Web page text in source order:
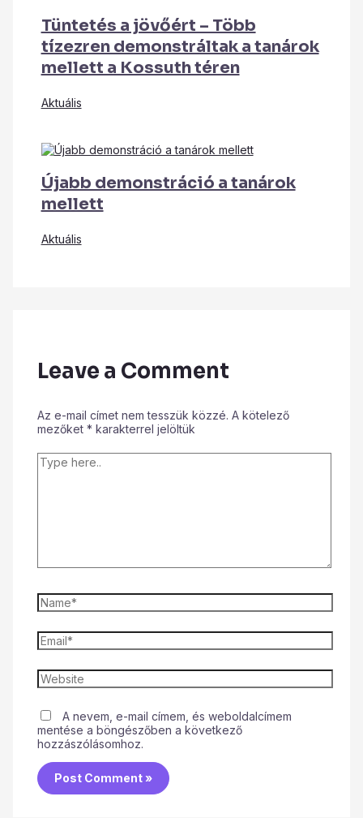
Tüntetés a jövőért – Több
tízezren demonstráltak a tanárok
mellett a Kossuth téren
Aktuális
Újabb demonstráció a tanárok
mellett
Aktuális
Leave a Comment
Az e-mail címet nem tesszük közzé. A kötelező
mezőket * karakterrel jelöltük
A nevem, e-mail címem, és weboldalcímem
mentése a böngészőben a következő
hozzászólásomhoz.